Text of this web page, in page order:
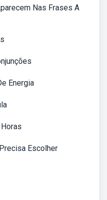
Nas Frases A
Energia
Escolher